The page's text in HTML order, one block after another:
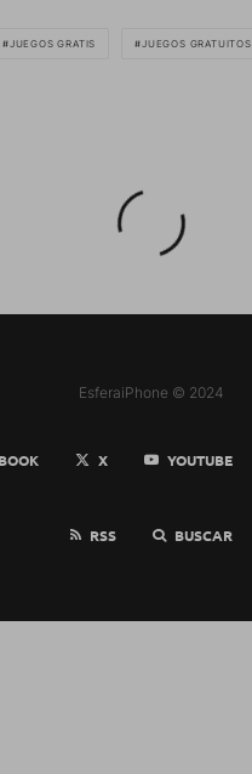
JUEGOS GRATIS JUEGOS GRATUITOS
EsferaiPhone © 2024
X YOUTUBE
RSS BUSCAR